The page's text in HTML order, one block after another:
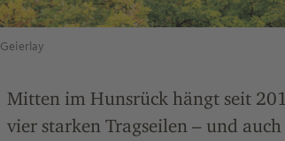
Geierlay
Mitten im Hunsrück hängt seit
vier starken Tragseilen – und